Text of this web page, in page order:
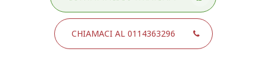
CHIAMACI AL 0114363296